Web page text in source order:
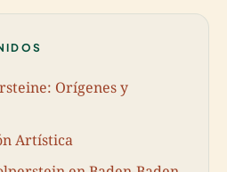
Orígenes y
Artística